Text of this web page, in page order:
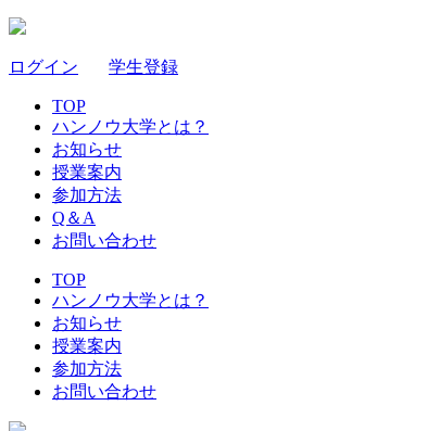
ログイン 学生登録
TOP
ハンノウ大学とは？
お知らせ
授業案内
参加方法
Q＆A
お問い合わせ
TOP
ハンノウ大学とは？
お知らせ
授業案内
参加方法
お問い合わせ